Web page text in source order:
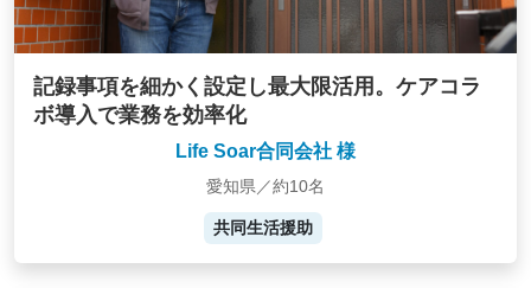
記録事項を細かく設定し最大限活用。ケアコラ
ボ導入で業務を効率化
Life Soar合同会社 様
愛知県／約10名
共同生活援助